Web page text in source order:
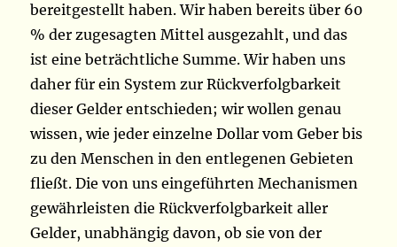
bereitgestellt haben. Wir haben bereits über 60
% der zugesagten Mittel ausgezahlt, und das
ist eine beträchtliche Summe. Wir haben uns
daher für ein System zur Rückverfolgbarkeit
dieser Gelder entschieden; wir wollen genau
wissen, wie jeder einzelne Dollar vom Geber bis
zu den Menschen in den entlegenen Gebieten
fließt. Die von uns eingeführten Mechanismen
gewährleisten die Rückverfolgbarkeit aller
Gelder, unabhängig davon, ob sie von der